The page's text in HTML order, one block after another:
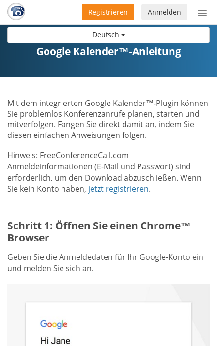
Deutsch
Anmelden
Registrieren
Google Kalender™-Anleitung
Mit dem integrierten Google Kalender™-Plugin können
Sie problemlos Konferenzanrufe planen, starten und
mitverfolgen. Fangen Sie direkt damit an, indem Sie
diesen einfachen Anweisungen folgen.
Hinweis: FreeConferenceCall.com
Anmeldeinformationen (E-Mail und Passwort) sind
erforderlich, um den Download abzuschließen. Wenn
Sie kein Konto haben, jetzt registrieren.
Schritt 1: Öffnen Sie einen Chrome™
Browser
Geben Sie die Anmeldedaten für Ihr Google-Konto ein
und melden Sie sich an.